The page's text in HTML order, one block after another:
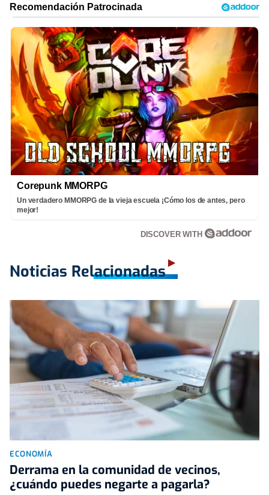
Corepunk MMORPG
Un verdadero MMORPG de la vieja escuela ¡Cómo los de antes, pero
mejor!
DISCOVER WITH
Noticias Relacionadas
ECONOMÍA
Derrama en la comunidad de vecinos,
¿cuándo puedes negarte a pagarla?